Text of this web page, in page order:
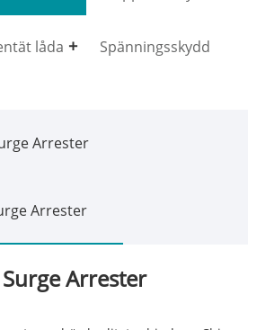
låda Spänningsskydd
Arrester
Arrester
Arrester